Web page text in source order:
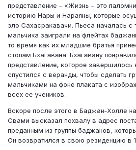
представление – «Жизнь – это
историю Нары и Нараяны, которые
зло Сахасракавачи. Пьеса началась с
мальчика заиграли на флейтах
то время как их младшие братья
стопам Бхагавана. Бхагавану
представление, которое завершилось
спустился с веранды, чтобы сделать
мальчиками на фоне плаката с
всех ее учеников.
Вскоре после этого в Баджан-Холле
Свами высказал похвалу в адрес
преданным из группы баджанов,
Он возвратился в свою резиденцию в